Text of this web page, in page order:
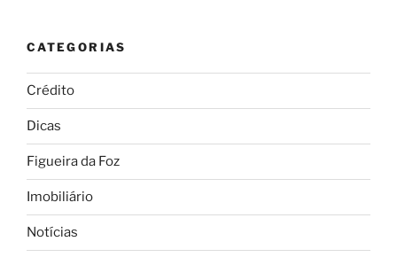
CATEGORIAS
Crédito
Dicas
Figueira da Foz
Imobiliário
Notícias